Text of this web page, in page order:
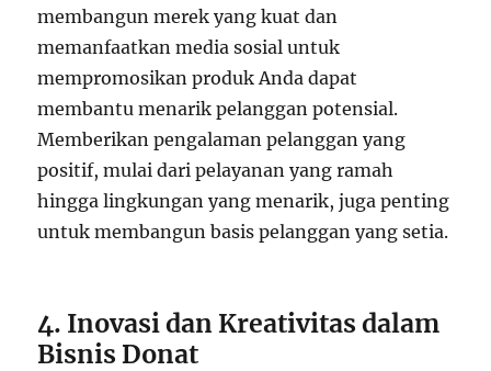
membangun merek yang kuat dan
memanfaatkan media sosial untuk
mempromosikan produk Anda dapat
membantu menarik pelanggan potensial.
Memberikan pengalaman pelanggan yang
positif, mulai dari pelayanan yang ramah
hingga lingkungan yang menarik, juga penting
untuk membangun basis pelanggan yang setia.
4. Inovasi dan Kreativitas dalam
Bisnis Donat